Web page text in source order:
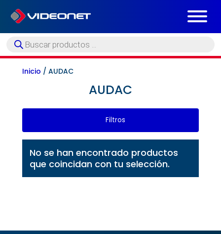
Búsqueda
de
Inicio / AUDAC
AUDAC
Filtros
No se han encontrado productos
que coincidan con tu selección.